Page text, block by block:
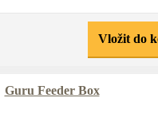
Vložit do
Guru Feeder Box